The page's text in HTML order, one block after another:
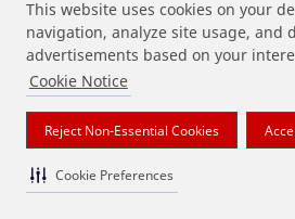
This website uses cookies on your
navigation, analyze site usage, and
advertisements based on your
Cookie Notice
Reject Non-Essential Cookies
Cookie Preferences